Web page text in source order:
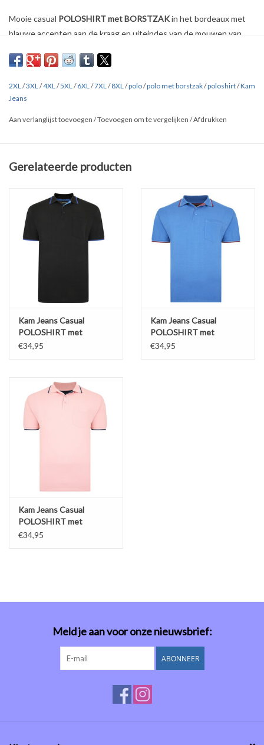
Mooie casual POLOSHIRT met BORSTZAKin het bordeaux met
blauwe accenten aan de kraag en uiteindes van de mouwen van
Verkrijgbaar invier kleuren in de maten2XL t/m 8XL.
Gemaakt van 100% katoen en mooi afgewerkt.
producten'
2XL/3XL/4XL/5XL/6XL/7XL/8XL/polo/polo met borstzak/poloshirt/Kam
Jeans
Aan verlanglijst toevoegen /Toevoegen om te vergelijken /Afdrukken
Gerelateerde producten
Kam Jeans Casual
POLOSHIRT met
borstzak zwart met blauw
€34,95
Kam Jeans Casual
POLOSHIRT met
borstzak zwart met
€34,95
Kam Jeans Casual
POLOSHIRT met
borstzak roze met zwart
€34,95
Meld je aan voor onze nieuwsbrief:
ABONNEER